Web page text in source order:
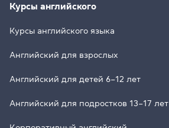
Курсы английского
Курсы английского языка
Английский для взрослых
Английский для детей 6–12 лет
Английский для подростков 13–17 лет